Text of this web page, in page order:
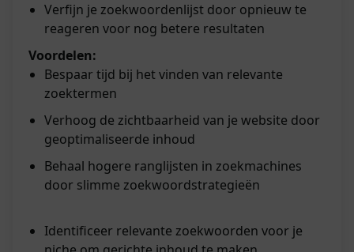
Verfijn je zoekwoordenlijst door opnieuw te
reageren voor nog betere resultaten
Voordelen:
Bespaar tijd bij het vinden van relevante
zoektermen
Verhoog de zichtbaarheid van je website door
geoptimaliseerde inhoud
Behaal hogere ranglijsten in zoekmachines
door slimme zoekwoordstrategieën
Identificeer relevante zoekwoorden voor je